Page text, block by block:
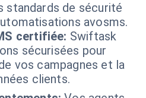
standards de sécurité
avosms.
certifiée: Swiftask
sécurisées pour
vos campagnes et la
clients.